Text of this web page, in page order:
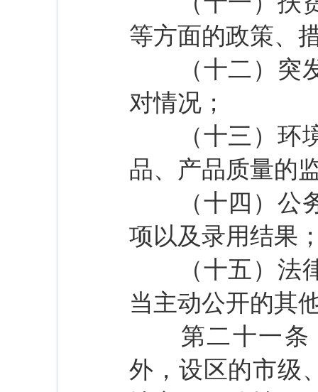
等方面的政策、
（十二）突发
对情况；
（十三）环境
品、产品质量的
（十四）公务
项以及录用结果
（十五）法律
当主动公开的其
第二十一条
外，设区的市级